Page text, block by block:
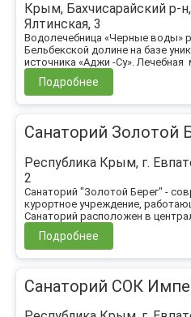
Крым, Бахчисарайский р-
Ялтинская, 3
Водолечебница «Черные воды»
Бельбекской долине на базе
источника «Аджи -Су». Лечебная
Подробнее
Санаторий Золотой
Республика Крым, г.
2
Санаторий "Золотой Берег" -
курортное учреждение,
Санаторий расположен в
Подробнее
Санаторий СОК